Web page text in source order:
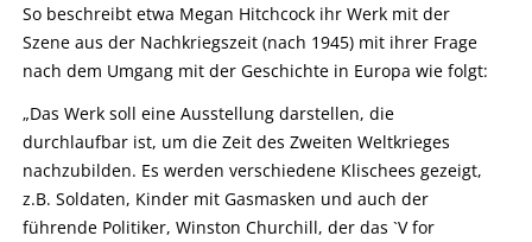
So beschreibt etwa Megan Hitchcock ihr Werk mit der
Szene aus der Nachkriegszeit (nach 1945) mit ihrer Frage
nach dem Umgang mit der Geschichte in Europa wie folgt:
„Das Werk soll eine Ausstellung darstellen, die
durchlaufbar ist, um die Zeit des Zweiten Weltkrieges
nachzubilden. Es werden verschiedene Klischees gezeigt,
z.B. Soldaten, Kinder mit Gasmasken und auch der
führende Politiker, Winston Churchill, der das `V for